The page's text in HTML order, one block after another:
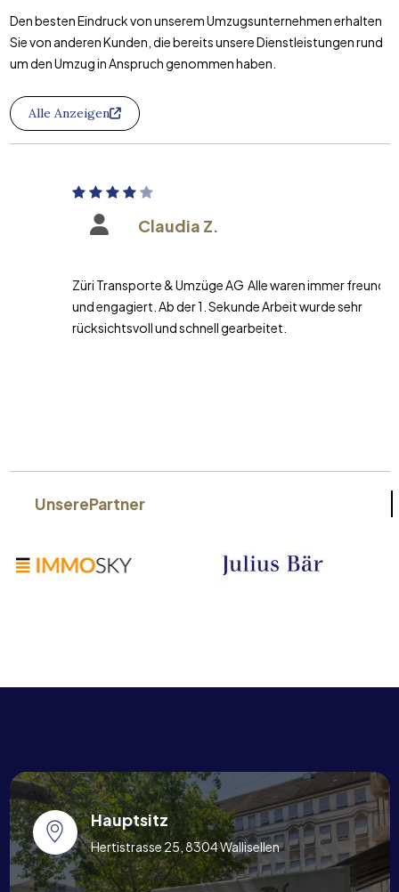
Den besten Eindruck von unserem Umzugsunternehmen erhalten
Sie von anderen Kunden, die bereits unsere Dienstleistungen rund
um den Umzug in Anspruch genommen haben.
Alle Anzeigen
Claudia Z.
Züri Transporte & Umzüge AG Alle waren immer freundlich
und engagiert. Ab der 1. Sekunde Arbeit wurde sehr
rücksichtsvoll und schnell gearbeitet.
UnserePartner
Hauptsitz
Hertistrasse 25, 8304 Wallisellen